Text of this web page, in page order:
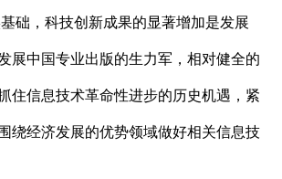
础，科技创新成果的显著增加是发展
展中国专业出版的生力军，相对健全的
住信息技术革命性进步的历史机遇，紧
绕经济发展的优势领域做好相关信息技